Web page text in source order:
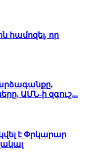
համոզել, որ
արձագանքը,
ԱՄՆ-ի զգուշ...
է Փրկարար